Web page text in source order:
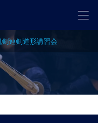
連剣道形講習会